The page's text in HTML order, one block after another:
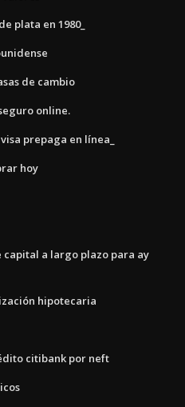
plata en 1980_
de cambio
online.
prepaga en línea_
hoy
a largo plazo para ay
hipotecaria
citibank por neft